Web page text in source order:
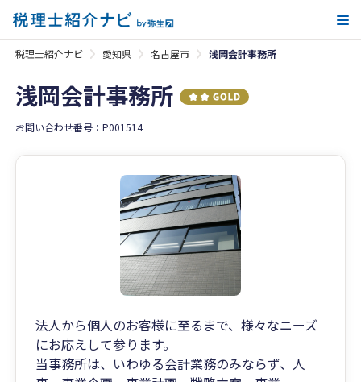
税理士紹介ナビ 愛知県 名古屋市 浅岡会計事務所
浅岡会計事務所
お問い合わせ番号：P001514
法人から個人のお客様に至るまで、様々なニーズ
にお応えして参ります。
当事務所は、いわゆる会計業務のみならず、人